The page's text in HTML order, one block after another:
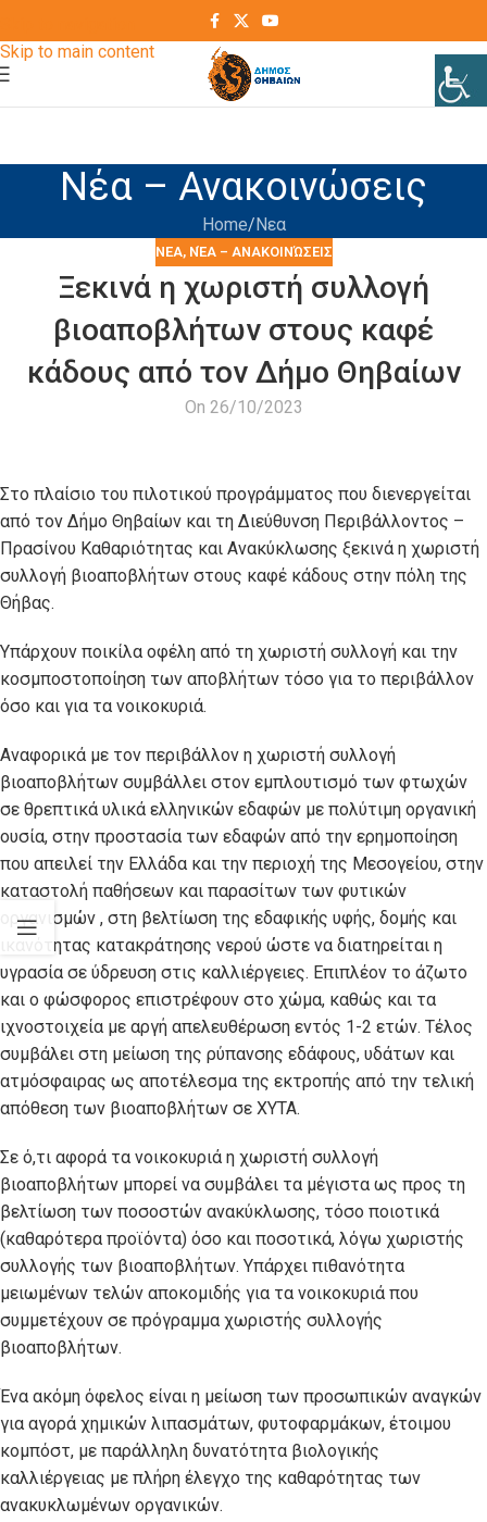
Skip to main content
Νέα – Ανακοινώσεις
Home Νεα
ΝΕΑ, ΝΈΑ – ΑΝΑΚΟΙΝΏΣΕΙΣ
Ξεκινά η χωριστή συλλογή
βιοαποβλήτων στους καφέ
κάδους από τον Δήμο Θηβαίων
On 26/10/2023
Στο πλαίσιο του πιλοτικού προγράμματος που διενεργείται
από τον Δήμο Θηβαίων και τη Διεύθυνση Περιβάλλοντος –
Πρασίνου Καθαριότητας και Ανακύκλωσης ξεκινά η χωριστή
συλλογή βιοαποβλήτων στους καφέ κάδους στην πόλη της
Θήβας.
Υπάρχουν ποικίλα οφέλη από τη χωριστή συλλογή και την
κοσμποστοποίηση των αποβλήτων τόσο για το περιβάλλον
όσο και για τα νοικοκυριά.
Αναφορικά με τον περιβάλλον η χωριστή συλλογή
βιοαποβλήτων συμβάλλει στον εμπλουτισμό των φτωχών
σε θρεπτικά υλικά ελληνικών εδαφών με πολύτιμη οργανική
ουσία, στην προστασία των εδαφών από την ερημοποίηση
που απειλεί την Ελλάδα και την περιοχή της Μεσογείου, στην
καταστολή παθήσεων και παρασίτων των φυτικών
οργανισμών , στη βελτίωση της εδαφικής υφής, δομής και
ικανότητας κατακράτησης νερού ώστε να διατηρείται η
υγρασία σε ύδρευση στις καλλιέργειες. Επιπλέον το άζωτο
και ο φώσφορος επιστρέφουν στο χώμα, καθώς και τα
ιχνοστοιχεία με αργή απελευθέρωση εντός 1-2 ετών. Τέλος
συμβάλει στη μείωση της ρύπανσης εδάφους, υδάτων και
ατμόσφαιρας ως αποτέλεσμα της εκτροπής από την τελική
απόθεση των βιοαποβλήτων σε ΧΥΤΑ.
Σε ό,τι αφορά τα νοικοκυριά η χωριστή συλλογή
βιοαποβλήτων μπορεί να συμβάλει τα μέγιστα ως προς τη
βελτίωση των ποσοστών ανακύκλωσης, τόσο ποιοτικά
(καθαρότερα προϊόντα) όσο και ποσοτικά, λόγω χωριστής
συλλογής των βιοαποβλήτων. Υπάρχει πιθανότητα
μειωμένων τελών αποκομιδής για τα νοικοκυριά που
συμμετέχουν σε πρόγραμμα χωριστής συλλογής
βιοαποβλήτων.
Ένα ακόμη όφελος είναι η μείωση των προσωπικών αναγκών
για αγορά χημικών λιπασμάτων, φυτοφαρμάκων, έτοιμου
κομπόστ, με παράλληλη δυνατότητα βιολογικής
καλλιέργειας με πλήρη έλεγχο της καθαρότητας των
ανακυκλωμένων οργανικών.